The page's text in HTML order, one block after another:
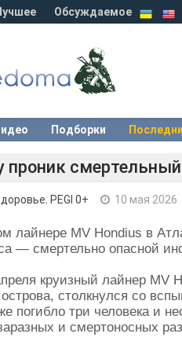
Обсуждаемое
Подборки
проник
, PEGI 0+ 10 мая 2026
лайнере MV Hondius в
— смертельно опасной
круизный лайнер MV
острова, столкнулся со
погибло три человека и
и смертоносных